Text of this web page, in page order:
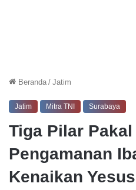
Beranda / Jatim
Jatim Mitra TNI Surabaya
Tiga Pilar
Pengamanan
Kenaikan